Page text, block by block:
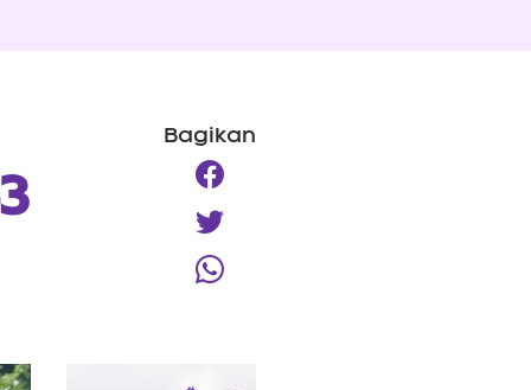
Bagikan